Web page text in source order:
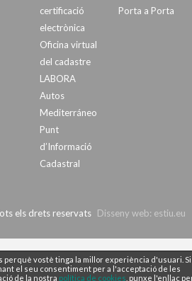
certificació
electrònica
Oficina virtual
del cadastre
LABORA
Autos
Mediterráneo
Punt
d’Informació
Cadastral
Porta a Porta
Disseny web: estiu.eu
els drets reservats
perquè vostè tinga la millor experiència d'usuari. Si
el seu consentiment per a l'acceptació de les
de la nostra política de cookies , punxe l'enllaç